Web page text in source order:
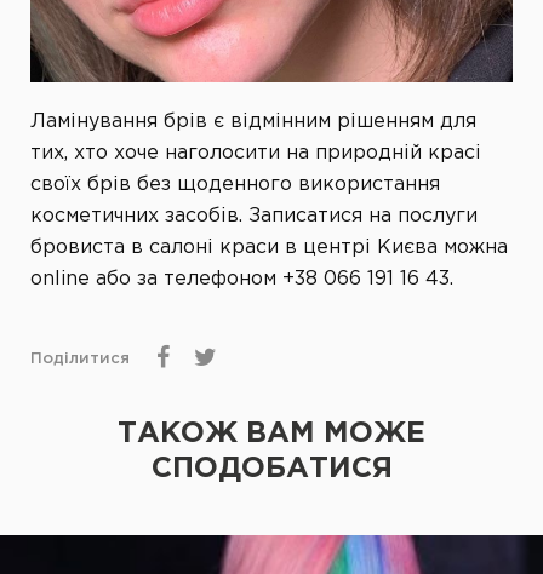
Ламінування брів є відмінним рішенням для
тих, хто хоче наголосити на природній красі
своїх брів без щоденного використання
косметичних засобів. Записатися на послуги
бровиста в салоні краси в центрі Києва можна
online або за телефоном +38 066 191 16 43.
Поділитися
ТАКОЖ ВАМ МОЖЕ
СПОДОБАТИСЯ